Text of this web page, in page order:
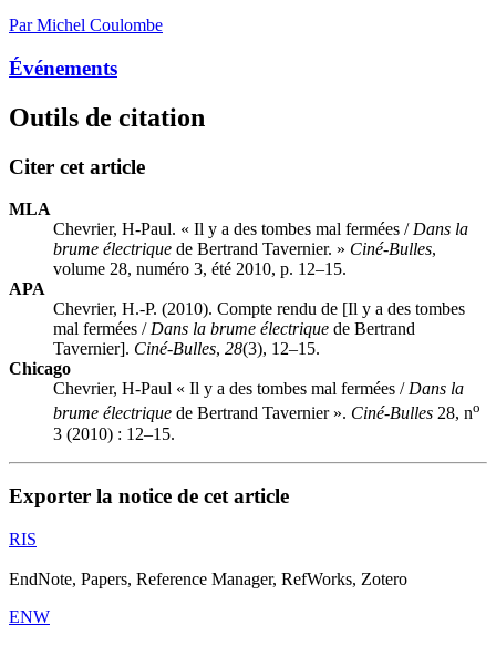
Par Michel Coulombe
Événements
Outils de citation
Citer cet article
MLA
Chevrier, H-Paul. « Il y a des tombes mal fermées / Dans la
brume électrique de Bertrand Tavernier. » Ciné-Bulles,
volume 28, numéro 3, été 2010, p. 12–15.
APA
Chevrier, H.-P. (2010). Compte rendu de [Il y a des tombes
mal fermées / Dans la brume électrique de Bertrand
Tavernier]. Ciné-Bulles, 28(3), 12–15.
Chicago
Chevrier, H-Paul « Il y a des tombes mal fermées / Dans la
brume électrique de Bertrand Tavernier ». Ciné-Bulles 28, no
3 (2010) : 12–15.
Exporter la notice de cet article
RIS
EndNote, Papers, Reference Manager, RefWorks, Zotero
ENW